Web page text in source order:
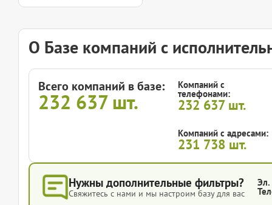
О Базе компаний с
Всего компаний в базе:
232 637шт.
Компаний с
телефонами:
232 637 шт.
Компаний с адресами:
231 738 шт.
Нужны дополнительные фильтры?
Свяжитесь с нами и мы настроим базу для вас
Эл.